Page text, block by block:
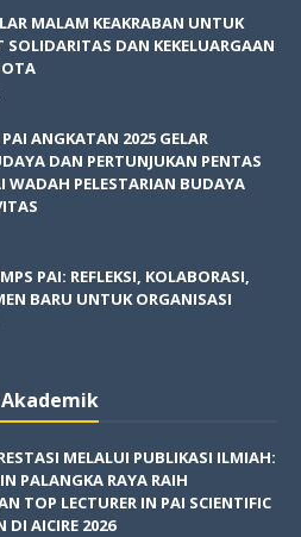
MALAM KEAKRABAN UNTUK
SOLIDARITAS DAN KEKELUARGAAN
ANGKATAN 2025 GELAR
DAN PERTUNJUKAN PENTAS
WADAH PELESTARIAN BUDAYA
PAI: REFLEKSI, KOLABORASI,
BARU UNTUK ORGANISASI
MELALUI PUBLIKASI ILMIAH:
PALANGKA RAYA RAIH
TOP LECTURER IN PAI SCIENTIFIC
DI AICIRE 2026